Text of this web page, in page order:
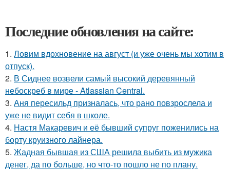
Последние обновления на сайте:
1. Ловим вдохновение на август (и уже очень мы хотим в
отпуск).
2. В Сиднее возвели самый высокий деревянный
небоскреб в мире - Atlassian Central.
3. Аня пересильд призналась, что рано повзрослела и
уже не видит себя в школе.
4. Настя Макаревич и её бывший супруг поженились на
борту круизного лайнера.
5. Жадная бывшая из США решила выбить из мужика
денег, да по больше, но что-то пошло не по плану.